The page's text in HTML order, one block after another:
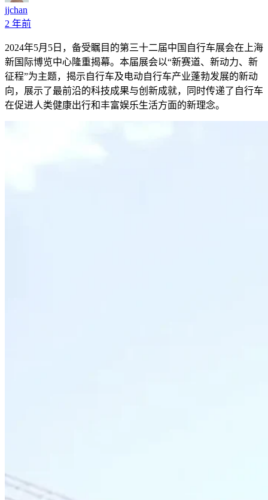
jjchan
2 年前
2024年5月5日，备受瞩目的第三十二届中国自行车展会在上海
新国际博览中心隆重揭幕。本届展会以“新赛道、新动力、新
征程”为主题，揭示自行车及电动自行车产业蓬勃发展的新动
向，展示了最前沿的科技成果与创新成就，同时传递了自行车
在促进人类健康出行和丰富娱乐生活方面的新理念。